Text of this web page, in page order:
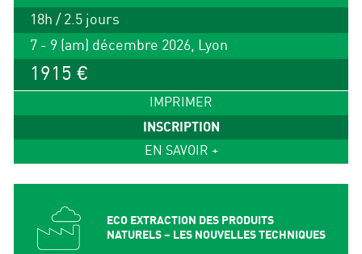
18h / 2.5 jours
7 - 9 (am) décembre 2026, Lyon
1915 €
IMPRIMER
INSCRIPTION
EN SAVOIR +
ECO EXTRACTION DES PRODUITS
NATURELS – LES NOUVELLES TECHNIQUES